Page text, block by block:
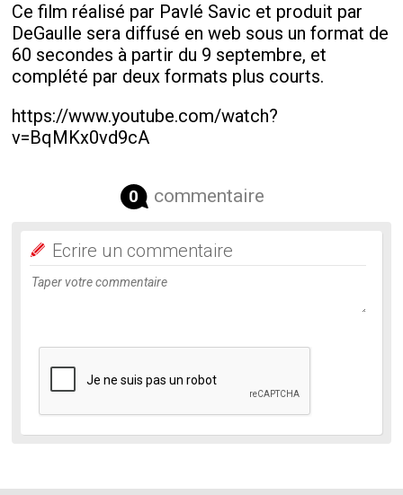
Ce film réalisé par Pavlé Savic et produit par
DeGaulle sera diffusé en web sous un format de
60 secondes à partir du 9 septembre, et
complété par deux formats plus courts.
https://www.youtube.com/watch?
v=BqMKx0vd9cA
0 commentaire
Ecrire un commentaire